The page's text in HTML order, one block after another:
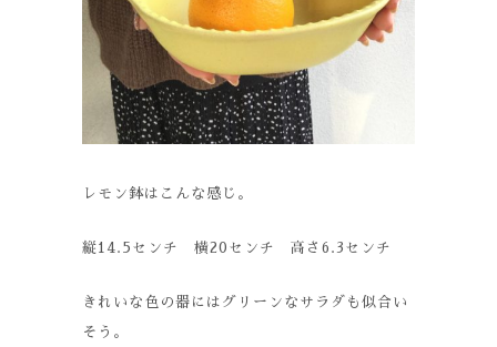
レモン鉢はこんな感じ。
縦14.5センチ 横20センチ 高さ6.3センチ
きれいな色の器にはグリーンなサラダも似合い
そう。